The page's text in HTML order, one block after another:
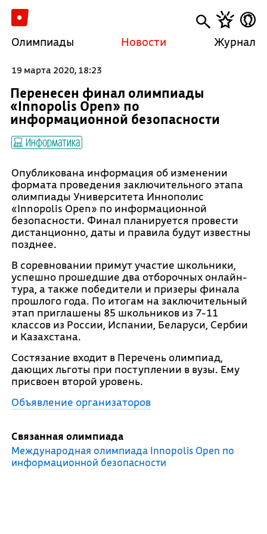
Олимпиады Новости Журнал
19 марта 2020, 18:23
Перенесен финал олимпиады
«Innopolis Open» по
информационной безопасности
Информатика
Опубликована информация об изменении
формата проведения заключительного этапа
олимпиады Университета Иннополис
«Innopolis Open» по информационной
безопасности. Финал планируется провести
дистанционно, даты и правила будут известны
позднее.
В соревновании примут участие школьники,
успешно прошедшие два отборочных онлайн-
тура, а также победители и призеры финала
прошлого года. По итогам на заключительный
этап приглашены 85 школьников из 7-11
классов из России, Испании, Беларуси, Сербии
и Казахстана.
Состязание входит в Перечень олимпиад,
дающих льготы при поступлении в вузы. Ему
присвоен второй уровень.
Объявление организаторов
Связанная олимпиада
Международная олимпиада Innopolis Open по
информационной безопасности